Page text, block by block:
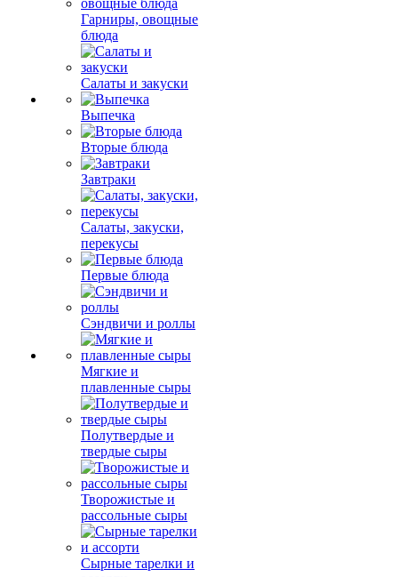
Гарниры, овощные
блюда
Салаты и закуски
Выпечка
Вторые блюда
Завтраки
Салаты, закуски,
перекусы
Первые блюда
Сэндвичи и роллы
Мягкие и
плавленные сыры
Полутвердые и
твердые сыры
Творожистые и
рассольные сыры
Сырные тарелки и